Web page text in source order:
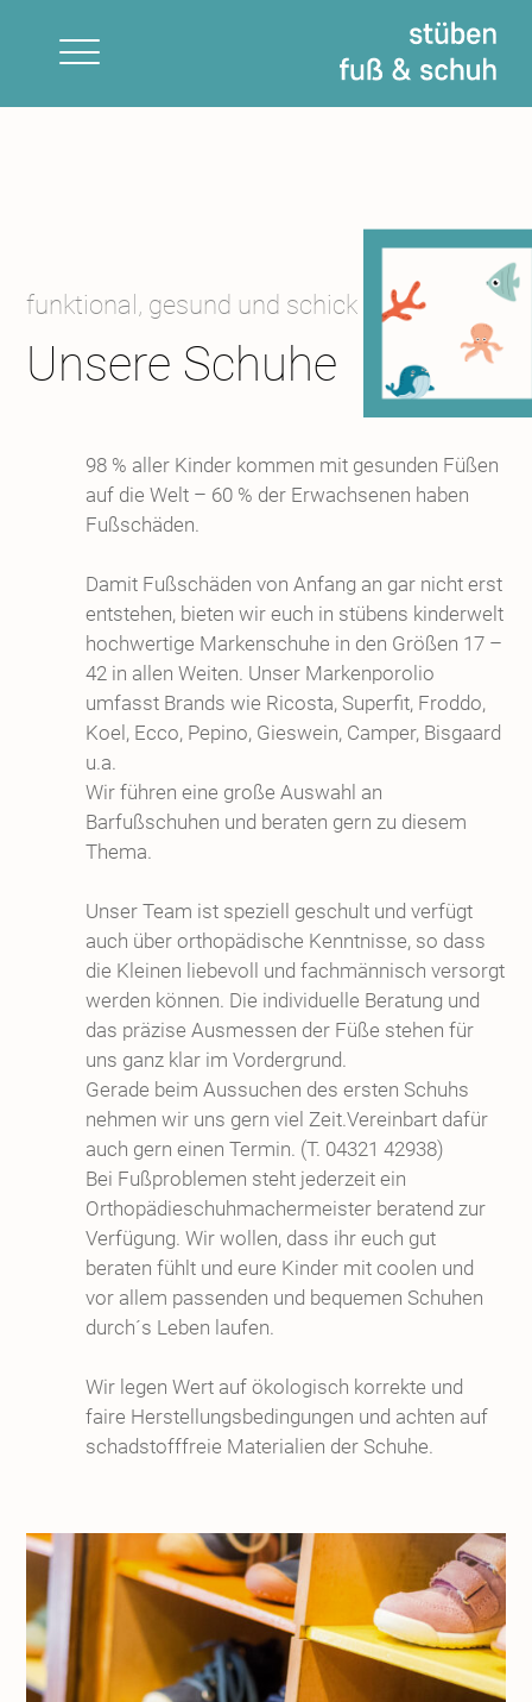
funktional, gesund und schick
Unsere Schuhe
98 % aller Kinder kommen mit gesunden Füßen
auf die Welt – 60 % der Erwachsenen haben
Fußschäden.
Damit Fußschäden von Anfang an gar nicht erst
entstehen, bieten wir euch in stübens kinderwelt
hochwertige Markenschuhe in den Größen 17 –
42 in allen Weiten. Unser Markenporolio
umfasst Brands wie Ricosta, Superfit, Froddo,
Koel, Ecco, Pepino, Gieswein, Camper, Bisgaard
u.a.
Wir führen eine große Auswahl an
Barfußschuhen und beraten gern zu diesem
Thema.
Unser Team ist speziell geschult und verfügt
auch über orthopädische Kenntnisse, so dass
die Kleinen liebevoll und fachmännisch versorgt
werden können. Die individuelle Beratung und
das präzise Ausmessen der Füße stehen für
uns ganz klar im Vordergrund.
Gerade beim Aussuchen des ersten Schuhs
nehmen wir uns gern viel Zeit.Vereinbart dafür
auch gern einen Termin. (T. 04321 42938)
Bei Fußproblemen steht jederzeit ein
Orthopädieschuhmachermeister beratend zur
Verfügung. Wir wollen, dass ihr euch gut
beraten fühlt und eure Kinder mit coolen und
vor allem passenden und bequemen Schuhen
durch´s Leben laufen.
Wir legen Wert auf ökologisch korrekte und
faire Herstellungsbedingungen und achten auf
schadstofffreie Materialien der Schuhe.